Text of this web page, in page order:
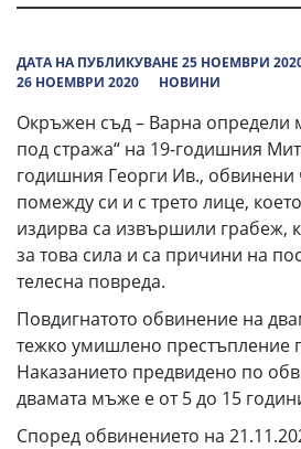
ДАТА НА ПУБЛИКУВАНЕ 25 НОЕМВРИ
26 НОЕМВРИ 2020
НОВИНИ
Окръжен съд – Варна определи
под стража“ на 19-годишния
годишния Георги Ив., обвинени
помежду си и с трето лице,
издирва са извършили грабеж,
за това сила и са причини на
телесна повреда.
Повдигнатото обвинение на
тежко умишлено престъпление
Наказанието предвидено по
двамата мъже е от 5 до 15
Според обвинението на